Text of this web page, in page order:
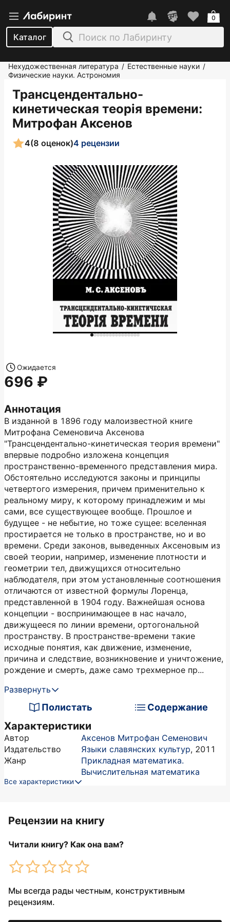
Каталог
0
Нехудожественная литература / Естественные науки /
Физические науки. Астрономия
Трансцендентально-
кинетическая теорiя времени:
Митрофан Аксенов
4(8 оценок)4 рецензии
Аннотация
В изданной в 1896 году малоизвестной книге
Митрофана Семеновича Аксенова
"Трансцендентально-кинетическая теория времени"
впервые подробно изложена концепция
пространственно-временного представления мира.
Обстоятельно исследуются законы и принципы
четвертого измерения, причем применительно к
реальному миру, к которому принадлежим и мы
сами, все существующее вообще. Прошлое и
будущее - не небытие, но тоже сущее: вселенная
простирается не только в пространстве, но и во
времени. Среди законов, выведенных Аксеновым из
своей теории, например, изменение плотности и
геометрии тел, движущихся относительно
наблюдателя, при этом установленные соотношения
отличаются от известной формулы Лоренца,
представленной в 1904 году. Важнейшая основа
концепции - воспринимающее в нас начало,
движущееся по линии времени, ортогональной
пространству. В пространстве-времени такие
исходные понятия, как движение, изменение,
причина и следствие, возникновение и уничтожение,
рождение и смерть, даже само трехмерное пр...
Развернуть
Полистать Содержание
Характеристики
Автор
Аксенов Митрофан Семенович
Издательство
Языки славянских культур, 2011
Жанр
Прикладная математика.
Вычислительная математика
Все характеристики
Ожидается
696
Рецензии на книгу
Читали книгу? Как она вам?
Мы всегда рады честным, конструктивным
рецензиям.